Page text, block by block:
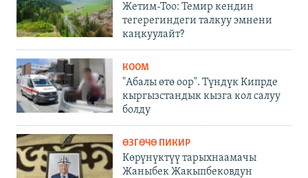
Жетим-Тоо: Темир кендин
тегерегиндеги талкуу эмнени
каңкуулайт?
КООМ
"Абалы өтө оор". Түндүк Кипрде
кыргызстандык кызга кол салуу
болду
ӨЗГӨЧӨ ПИКИР
Көрүнүктүү тарыхнаамачы
Жаныбек Жакыпбековдун